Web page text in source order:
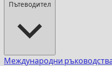
Пътеводител
Международни